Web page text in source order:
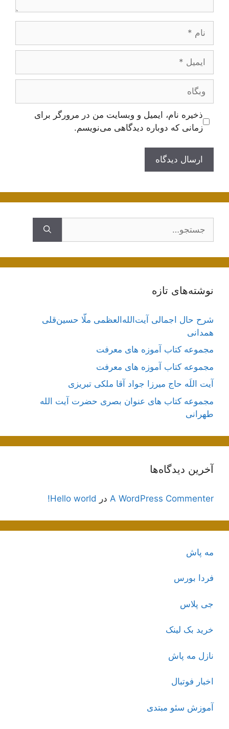
ایمیل
وبگاه
ذخیره نام، ایمیل و وبسایت من در مرورگر برای
زمانی که دوباره دیدگاهی می‌نویسم.
نوشته‌های تازه
شرح حال اجمالی آیت‌الله‌العظمی ملّا حسین‌قلی
همدانی
مجموعه کتاب آموزه های معرفت
مجموعه کتاب آموزه های معرفت
آیت اللَه حاج میرزا جواد آقا ملکی تبریزی
مجموعه کتاب های عنوان بصری حضرت آیت الله
طهرانی
آخرین دیدگاه‌ها
A WordPress Commenter در Hello world!
مه پاش
فردا بورس
جی پلاس
خرید بک لینک
نازل مه پاش
اخبار فوتبال
آموزش سئو مبتدی